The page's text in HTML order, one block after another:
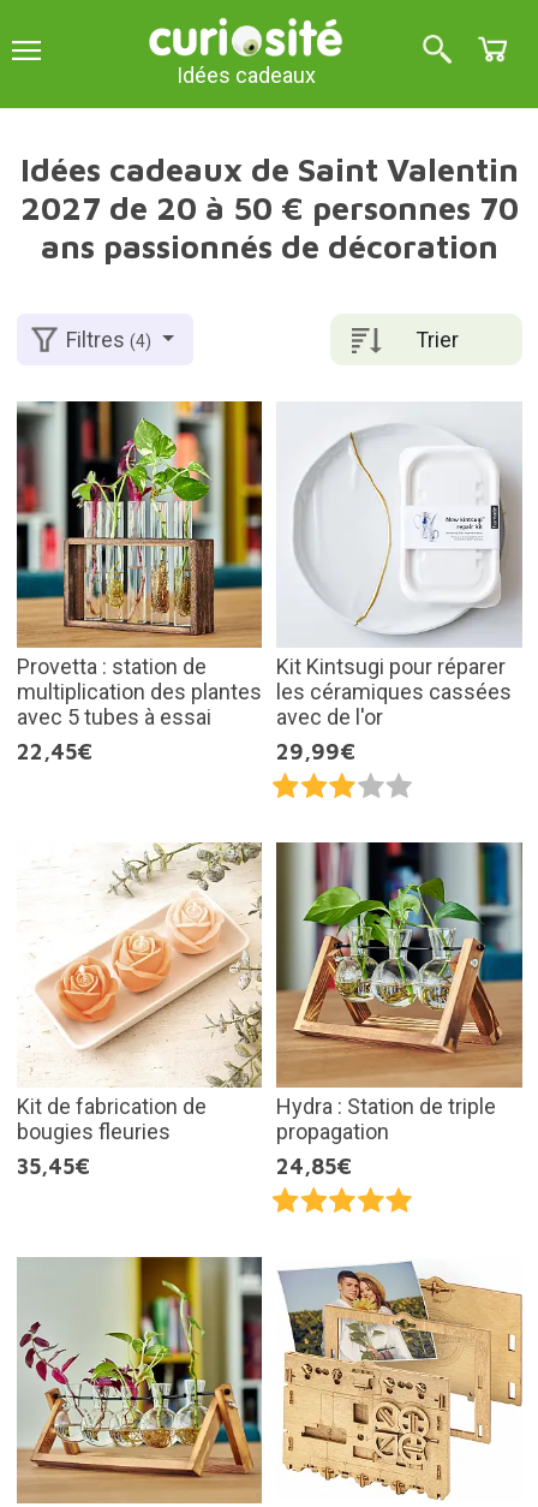
Idées cadeaux
Idées cadeaux de Saint Valentin
2027 de 20 à 50 € personnes 70
ans passionnés de décoration
Trier
Filtres(4)
Provetta : station de
multiplication des plantes
avec 5 tubes à essai
22,45€
Kit Kintsugi pour réparer
les céramiques cassées
avec de l'or
29,99€
Kit de fabrication de
bougies fleuries
35,45€
Hydra : Station de triple
propagation
24,85€